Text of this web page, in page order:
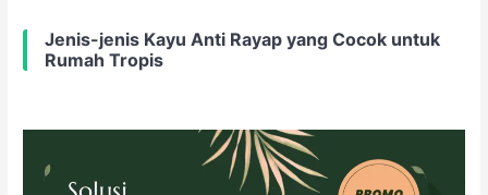
Jenis-jenis Kayu Anti Rayap yang Cocok untuk
Rumah Tropis